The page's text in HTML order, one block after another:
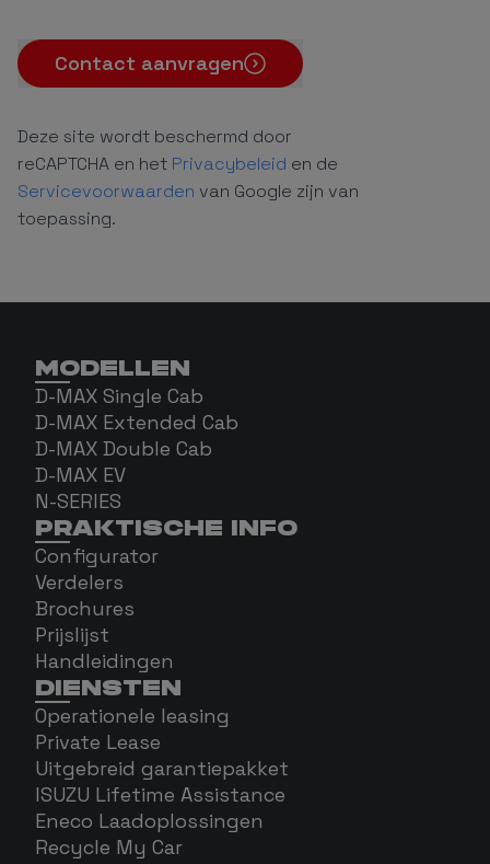
Contact aanvragen
Deze site wordt beschermd door
reCAPTCHA en het Privacybeleid en de
Servicevoorwaarden van Google zijn van
toepassing.
MODELLEN
D-MAX Single Cab
D-MAX Extended Cab
D-MAX Double Cab
D-MAX EV
N-SERIES
PRAKTISCHE INFO
Configurator
Verdelers
Brochures
Prijslijst
Handleidingen
DIENSTEN
Operationele leasing
Private Lease
Uitgebreid garantiepakket
ISUZU Lifetime Assistance
Eneco Laadoplossingen
Recycle My Car